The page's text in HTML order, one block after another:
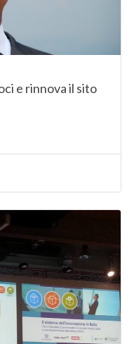
e rinnova il sito